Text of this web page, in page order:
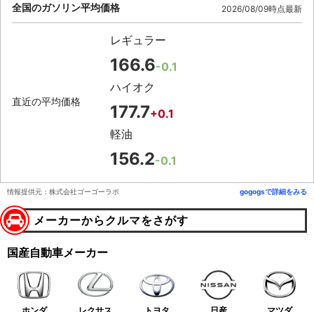
全国のガソリン平均価格 2026/08/09時点最新
直近の平均価格
レギュラー
166.6-0.1
ハイオク
177.7+0.1
軽油
156.2-0.1
情報提供元：株式会社ゴーゴーラボ gogogsで詳細をみる
メーカーからクルマをさがす
国産自動車メーカー